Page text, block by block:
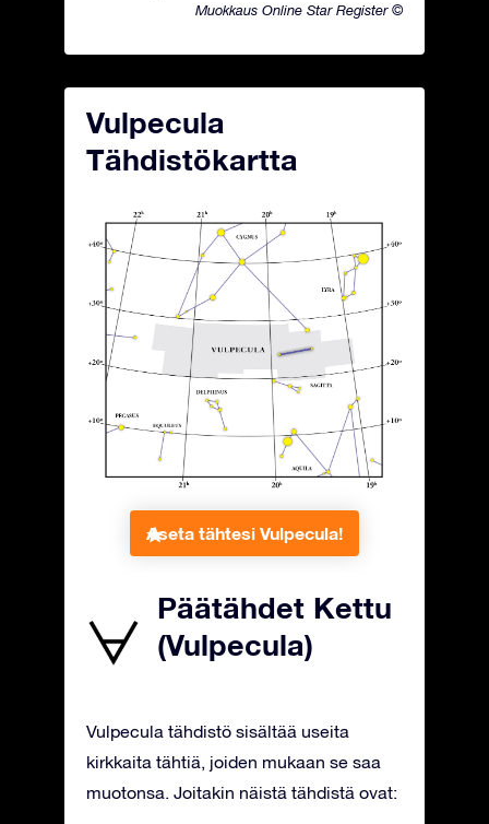
Muokkaus Online Star Register ©
Vulpecula
Tähdistökartta
Aseta tähtesi Vulpecula!
Päätähdet Kettu
(Vulpecula)
Vulpecula tähdistö sisältää useita
kirkkaita tähtiä, joiden mukaan se saa
muotonsa. Joitakin näistä tähdistä ovat: